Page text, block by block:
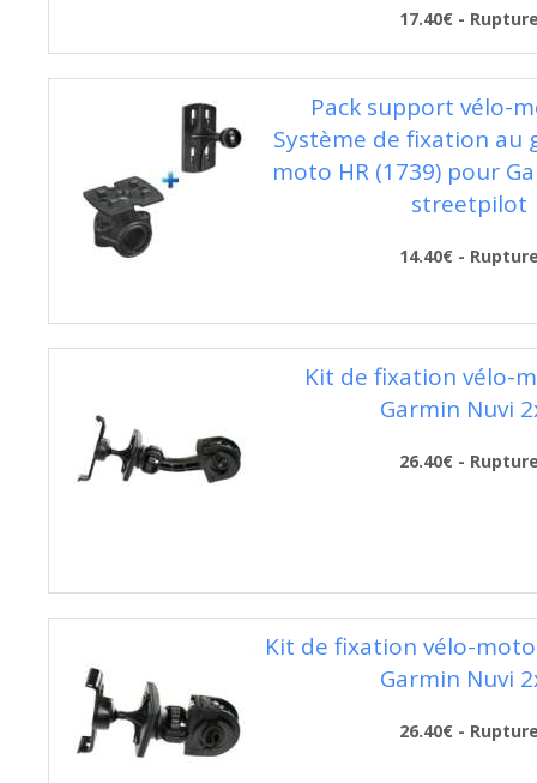
17.40€ -
Pack support vélo-
Système de fixation au
moto HR (1739) pour
streetpilot
14.40€ -
Kit de fixation vélo-
Garmin Nuvi
26.40€ -
Kit de fixation vélo-
Garmin Nuvi
26.40€ -